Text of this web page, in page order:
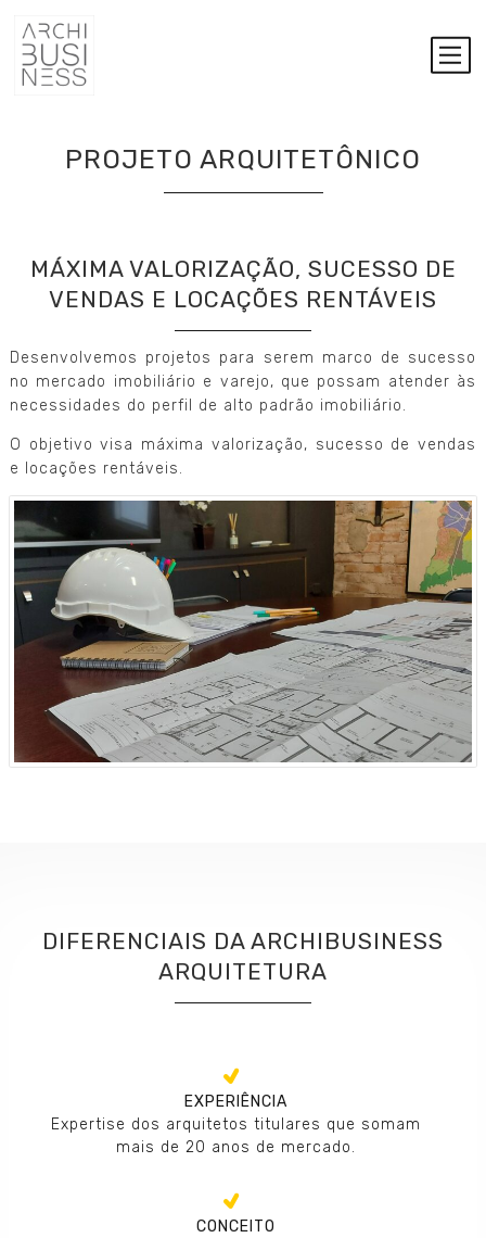
PROJETO ARQUITETÔNICO
MÁXIMA VALORIZAÇÃO, SUCESSO DE
VENDAS E LOCAÇÕES RENTÁVEIS
Desenvolvemos projetos para serem marco de sucesso
no mercado imobiliário e varejo, que possam atender às
necessidades do perfil de alto padrão imobiliário.
O objetivo visa máxima valorização, sucesso de vendas
e locações rentáveis.
DIFERENCIAIS DA ARCHIBUSINESS
ARQUITETURA
EXPERIÊNCIA
Expertise dos arquitetos titulares que somam
mais de 20 anos de mercado.
CONCEITO